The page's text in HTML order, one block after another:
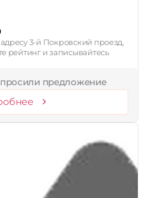
3-й Покровский проезд,
рейтинг и записывайтесь
предложение